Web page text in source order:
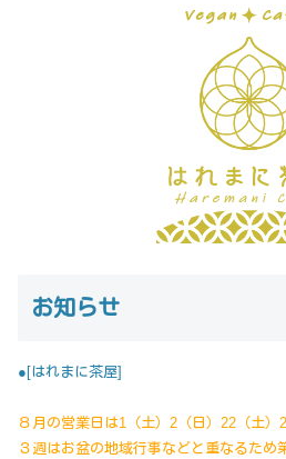
お知らせ
●[はれまに茶屋]
８月の営業日は1（土）2（日）22（土
３週はお盆の地域行事などと重なるため